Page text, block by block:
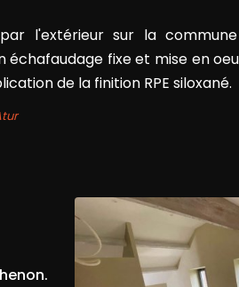
l'extérieur sur la
fixe et mise en
de la finition RPE siloxané.